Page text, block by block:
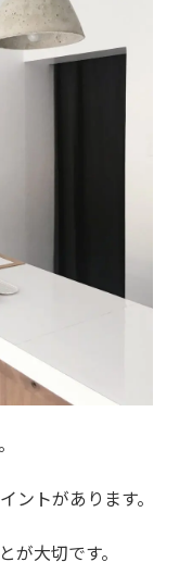
ントがあります。
が大切です。